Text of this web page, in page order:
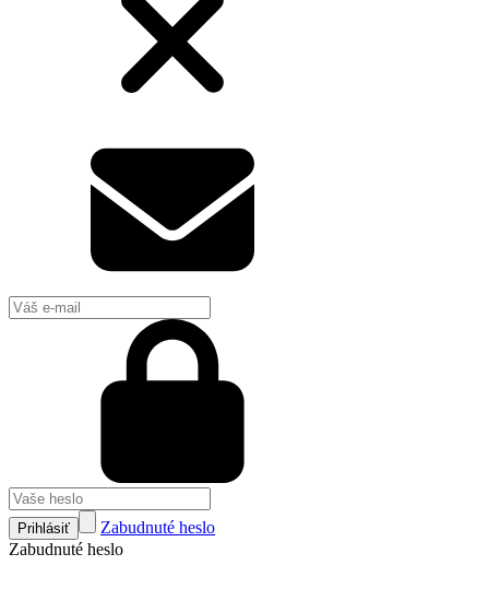
Prihlásiť
Zabudnuté heslo
Zabudnuté heslo